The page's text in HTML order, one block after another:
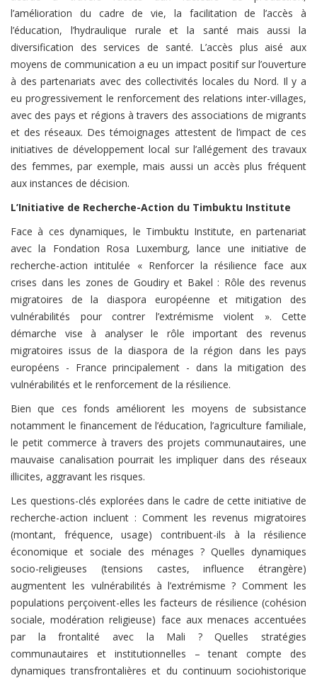
l’amélioration du cadre de vie, la facilitation de l’accès à
l’éducation, l’hydraulique rurale et la santé mais aussi la
diversification des services de santé. L’accès plus aisé aux
moyens de communication a eu un impact positif sur l’ouverture
à des partenariats avec des collectivités locales du Nord. Il y a
eu progressivement le renforcement des relations inter-villages,
avec des pays et régions à travers des associations de migrants
et des réseaux. Des témoignages attestent de l’impact de ces
initiatives de développement local sur l’allégement des travaux
des femmes, par exemple, mais aussi un accès plus fréquent
aux instances de décision.
L’Initiative de Recherche-Action du Timbuktu Institute
Face à ces dynamiques, le Timbuktu Institute, en partenariat
avec la Fondation Rosa Luxemburg, lance une initiative de
recherche-action intitulée « Renforcer la résilience face aux
crises dans les zones de Goudiry et Bakel : Rôle des revenus
migratoires de la diaspora européenne et mitigation des
vulnérabilités pour contrer l’extrémisme violent ». Cette
démarche vise à analyser le rôle important des revenus
migratoires issus de la diaspora de la région dans les pays
européens - France principalement ­- dans la mitigation des
vulnérabilités et le renforcement de la résilience.
Bien que ces fonds améliorent les moyens de subsistance
notamment le financement de l’éducation, l’agriculture familiale,
le petit commerce à travers des projets communautaires, une
mauvaise canalisation pourrait les impliquer dans des réseaux
illicites, aggravant les risques.
Les questions-clés explorées dans le cadre de cette initiative de
recherche-action incluent : Comment les revenus migratoires
(montant, fréquence, usage) contribuent-ils à la résilience
économique et sociale des ménages ? Quelles dynamiques
socio-religieuses (tensions castes, influence étrangère)
augmentent les vulnérabilités à l’extrémisme ? Comment les
populations perçoivent-elles les facteurs de résilience (cohésion
sociale, modération religieuse) face aux menaces accentuées
par la frontalité avec la Mali ? Quelles stratégies
communautaires et institutionnelles – tenant compte des
dynamiques transfrontalières et du continuum sociohistorique